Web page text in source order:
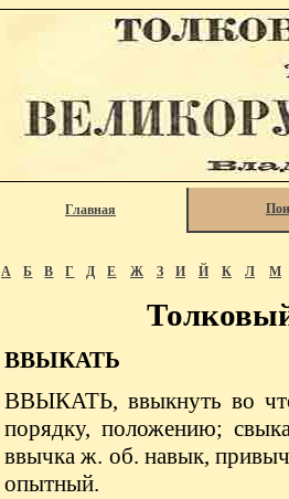
Главная
А Б В Г Д Е Ж З И Й К Л М
ВВЫКАТЬ
ВВЫКАТЬ, ввыкнуть во
порядку, положению;
ввычка ж. об. навык,
опытный.